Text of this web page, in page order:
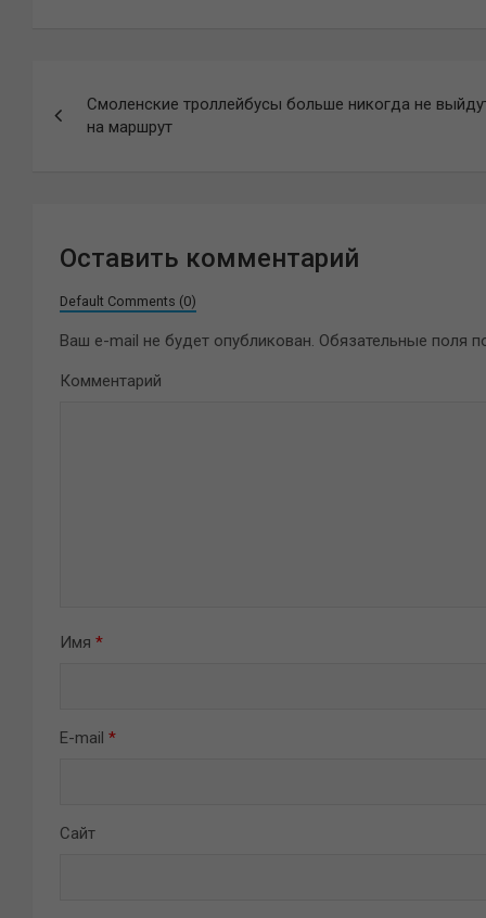
по
Смоленские троллейбусы больше никогда не
на маршрут
Оставить комментарий
Default Comments (0)
Ваш e-mail не будет опубликован. Обязательные поля
Комментарий
Имя *
E-mail *
Сайт